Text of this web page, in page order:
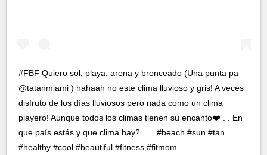
#FBF Quiero sol, playa, arena y bronceado (Una punta pa
@tatanmiami ) hahaah no este clima lluvioso y gris! A veces
disfruto de los días lluviosos pero nada como un clima
playero! Aunque todos los climas tienen su encanto❤️ . . En
que país estás y que clima hay? . . . #beach #sun #tan
#healthy #cool #beautiful #fitness #fitmom